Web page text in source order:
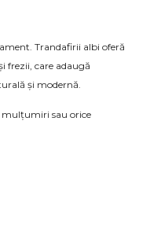
Trandafirii albi oferă
frezii, care adaugă
și modernă.
sau orice